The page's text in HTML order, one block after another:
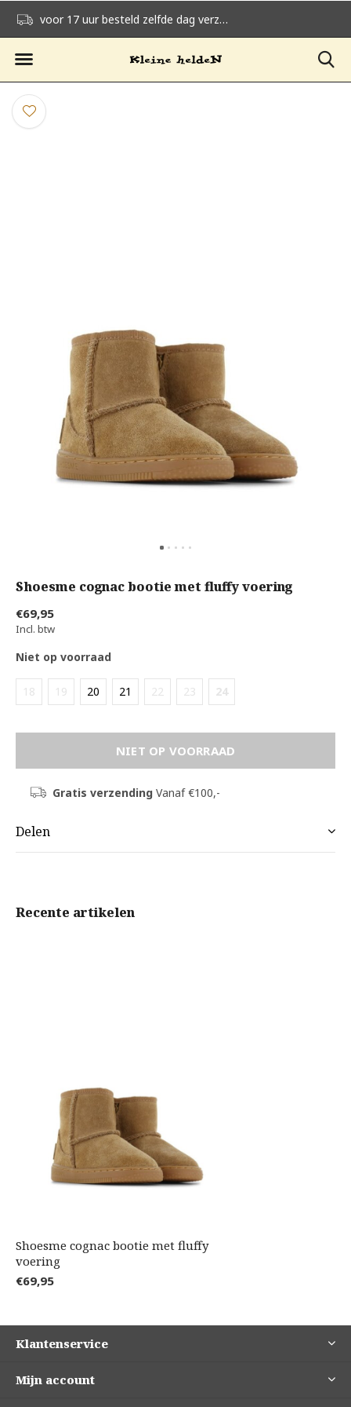
voor 17 uur besteld zelfde dag verzonden
Shoesme cognac bootie met fluffy voering
€69,95
Incl. btw
Niet op voorraad
18 19 20 21 22 23 24
NIET OP VOORRAAD
Gratis verzendingVanaf €100,-
Delen
Recente artikelen
Shoesme cognac bootie met fluffy
voering
€69,95
Klantenservice
Mijn account